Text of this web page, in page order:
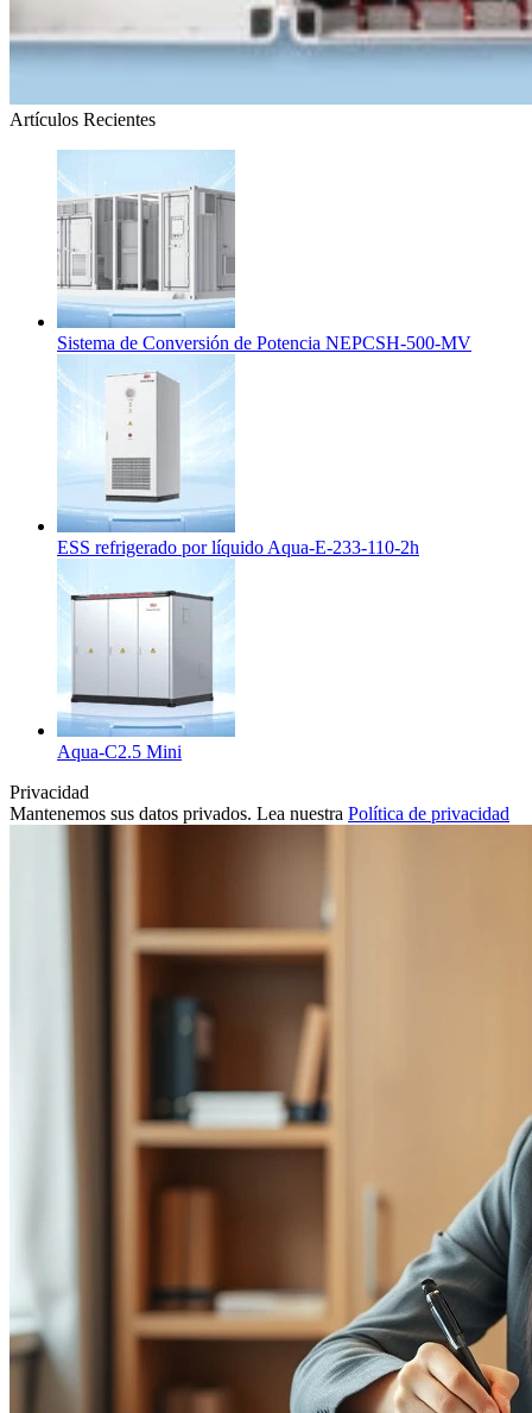
Artículos Recientes
Sistema de Conversión de Potencia NEPCSH-500-MV
ESS refrigerado por líquido Aqua-E-233-110-2h
Aqua-C2.5 Mini
Privacidad
Mantenemos sus datos privados. Lea nuestra Política de privacidad